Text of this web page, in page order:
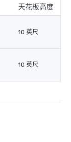
天花板高度
10 英尺
10 英尺